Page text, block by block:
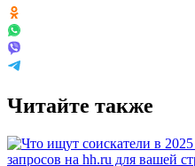
Читайте также